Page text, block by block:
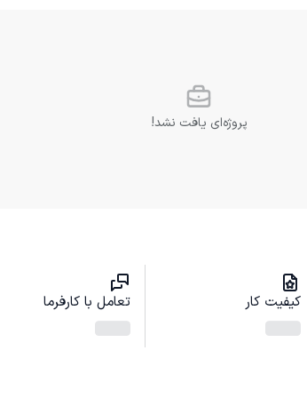
پروژه‌ای یافت نشد!
کیفیت کار تعامل با کارفرما